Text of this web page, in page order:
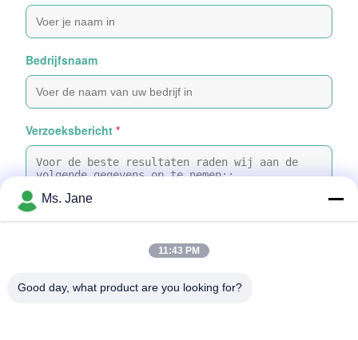
Bedrijfsnaam
Verzoeksbericht *
Selecteer bestanden
Ms. Jane
11:43 PM
Good day, what product are you looking for?